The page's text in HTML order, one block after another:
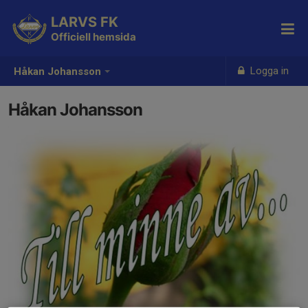
Håkan Johansson Logga in
LARVS FK
Officiell hemsida
Håkan Johansson